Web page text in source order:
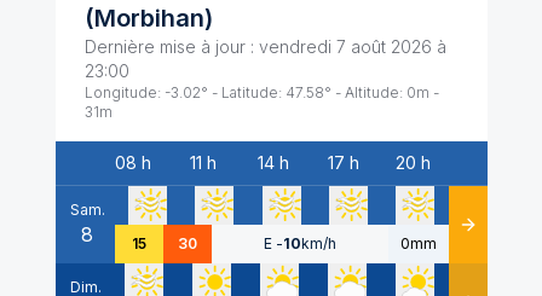
(Morbihan)
Dernière mise à jour : vendredi 7 août 2026 à
23:00
Longitude: -3.02° - Latitude: 47.58° - Altitude: 0m -
31m
Date
08 h 11 h 14 h 17 h 20 h
Sam.
8 15 30 E -10km/h 0mm Détails
Dim.